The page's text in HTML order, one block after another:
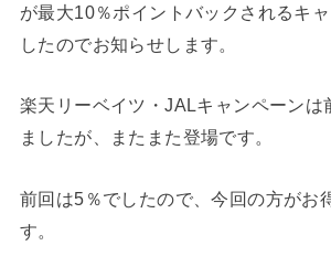
が最大10％ポイントバックされるキ
したのでお知らせします。
楽天リーベイツ・JALキャンペーンは
ましたが、またまた登場です。
前回は5％でしたので、今回の方がお
す。